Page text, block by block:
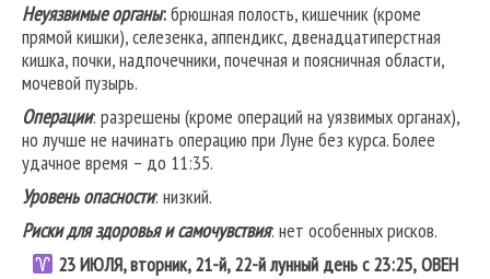
Неуязвимые органы:брюшная полость, кишечник (кроме
прямой кишки), селезенка, аппендикс, двенадцатиперстная
кишка, почки, надпочечники, почечная и поясничная области,
мочевой пузырь.
Операции: разрешены (кроме операций на уязвимых органах),
но лучше не начинать операцию при Луне без курса. Более
удачное время – до 11:35.
Уровень опасности: низкий.
Риски для здоровья и самочувствия: нет особенных рисков.
23ИЮЛЯ, вторник, 21-й, 22-й лунный день с 23:25,ОВЕН